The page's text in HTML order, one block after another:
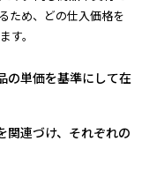
ため、どの仕入価格を
す。
の単価を基準にして在
関連づけ、それぞれの